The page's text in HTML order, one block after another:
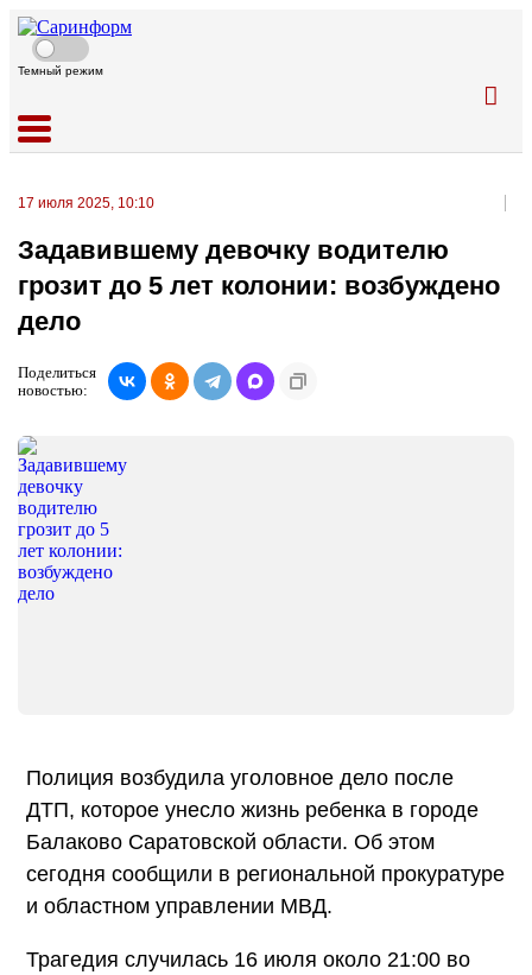
Темный режим
17 июля 2025, 10:10
Задавившему девочку водителю
грозит до 5 лет колонии: возбуждено
дело
Поделиться
новостью:
Полиция возбудила уголовное дело после
ДТП, которое унесло жизнь ребенка в городе
Балаково Саратовской области. Об этом
сегодня сообщили в региональной прокуратуре
и областном управлении МВД.
Трагедия случилась 16 июля около 21:00 во